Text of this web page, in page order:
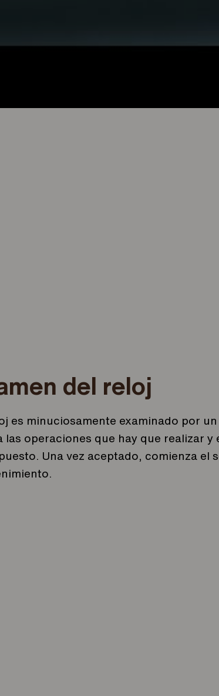
del reloj
es minuciosamente examinado por
las operaciones que hay que realizar y
Una vez aceptado, comienza el